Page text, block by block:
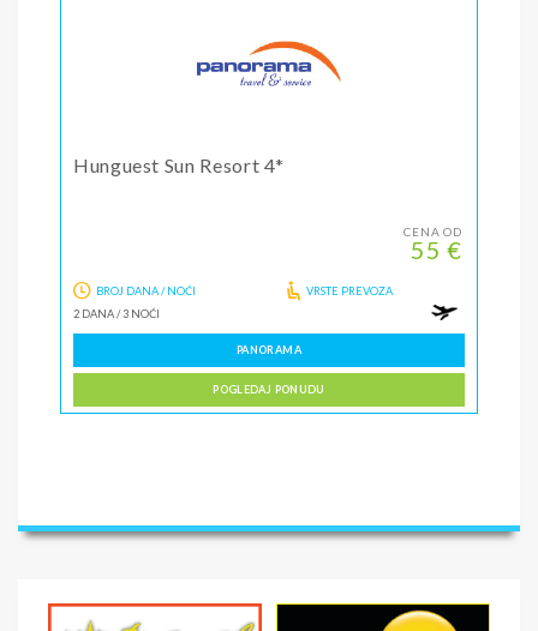
Hunguest Sun Resort 4*
CENA OD
55 €
BROJ DANA / NOĆI
2 DANA/3 NOĆI
VRSTE PREVOZA
PANORAMA
POGLEDAJ PONUDU